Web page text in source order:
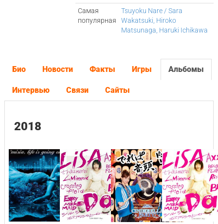
Самая
популярная
Tsuyoku Nare / Sara
Wakatsuki, Hiroko
Matsunaga, Haruki Ichikawa
Био Новости Факты Игры Альбомы
Интервью Связи Сайты
2018